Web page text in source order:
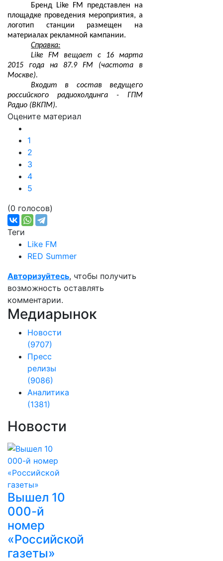
Бренд Like FM представлен на
площадке проведения мероприятия, а
логотип станции размещен на
материалах рекламной кампании.
Справка:
Like FM вещает с 16 марта
2015 года на 87.9 FM (частота в
Москве).
Входит в состав ведущего
российского радиохолдинга - ГПМ
Радио (ВКПМ).
Оцените материал
1
2
3
4
5
(0 голосов)
Теги
Like FM
RED Summer
Авторизуйтесь, чтобы получить
возможность оставлять
комментарии.
Медиарынок
Новости
(9707)
Пресс
релизы
(9086)
Аналитика
(1381)
Новости
Вышел 10
000-й
номер
«Российской
газеты»